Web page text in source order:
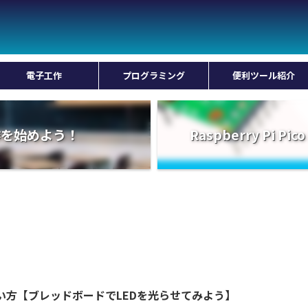
電子工作 プログラミング 便利ツール紹介
始めよう！ Raspberry Pi Pico
【ブレッドボードでLEDを光らせてみよう】